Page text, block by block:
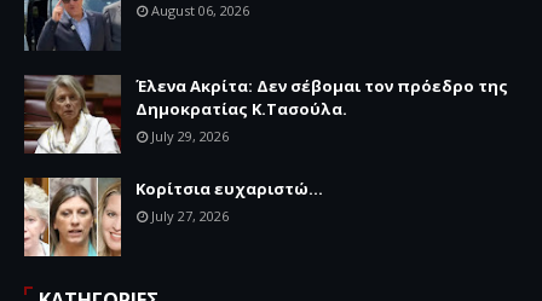
August 06, 2026
Έλενα Ακρίτα: Δεν σέβομαι τον πρόεδρο της
Δημοκρατίας Κ.Τασούλα.
July 29, 2026
Κορίτσια ευχαριστώ...
July 27, 2026